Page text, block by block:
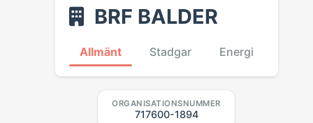
BRF BALDER
Allmänt Stadgar Energi
ORGANISATIONSNUMMER
717600-1894